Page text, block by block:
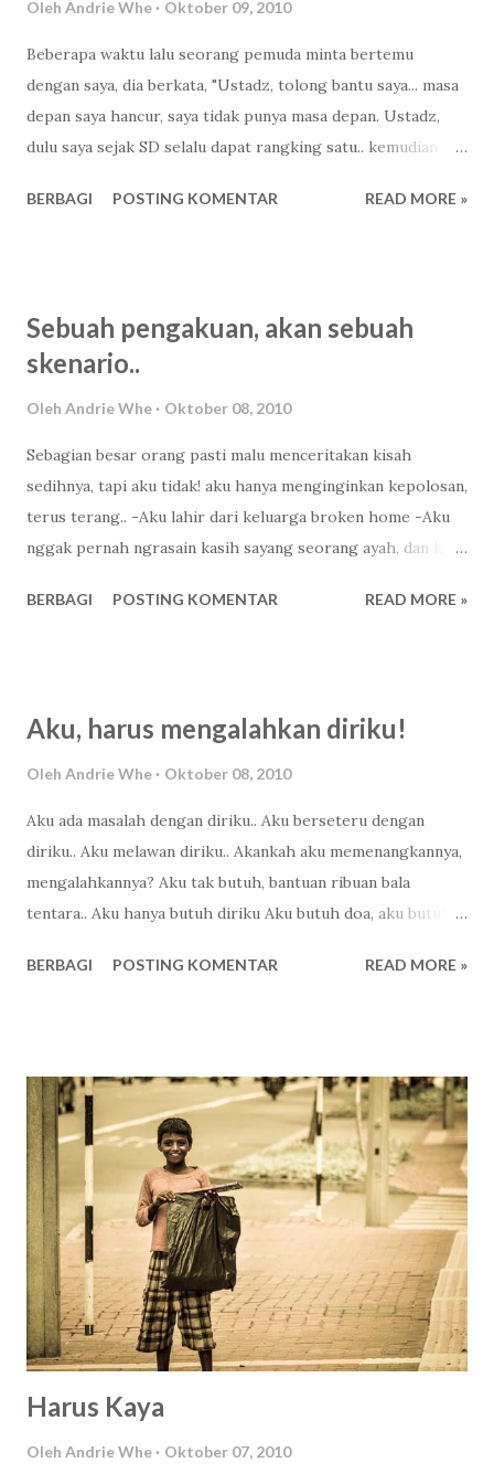
mengenalku kelak di akhirat nanti… Ya Rabb Aku belum bisa
meneladani Nabi Muhammad 100% Begitu sulit rasanya
walau aku akan terus mencoba Iman ini sering naik turun ya
Rabb... namun aku mohon jangan kau gelapkan hatiku dari
Oleh Andrie Whe Oktober 09, 2010
Beberapa waktu lalu seorang pemuda minta bertemu
dengan saya, dia berkata, "Ustadz, tolong bantu saya... masa
depan saya hancur, saya tidak punya masa depan. Ustadz,
dulu saya sejak SD selalu dapat rangking satu.. kemudian
Saya tanya,"Kenapa?,". "Saya malu, Ustadz.. karena di wajah
kekurangannya. Kemudian saya katakan, "Kamu benar-benar
ingin berubah?,". "Iya Ustadz,". "Kalau begitu ini ada
Ustadz?,". tanyanya. "Benar,". "Saya malu, Ustadz.. saya tidak
mau, saya malu". "Baik, kalau begitu.. silakan sekarang kamu
pulang.. saya tidak bisa membantu kamu, kar...
BERBAGI POSTING KOMENTAR READ MORE »
Sebuah pengakuan, akan sebuah
skenario..
Oleh Andrie Whe Oktober 08, 2010
Sebagian besar orang pasti malu menceritakan kisah
sedihnya, tapi aku tidak! aku hanya menginginkan kepolosan,
terus terang.. -Aku lahir dari keluarga broken home -Aku
nggak pernah ngrasain kasih sayang seorang ayah, dan kini
Aku adalah individu kesepian -Aku ini.. Bisa saja kesedihan
BERBAGI POSTING KOMENTAR READ MORE »
Aku, harus mengalahkan diriku!
Oleh Andrie Whe Oktober 08, 2010
Aku ada masalah dengan diriku.. Aku berseteru dengan
diriku.. Aku melawan diriku.. Akankah aku memenangkannya,
mengalahkannya? Aku tak butuh, bantuan ribuan bala
tentara.. Aku hanya butuh diriku Aku butuh doa, aku butuh
perkataan; Jika kamu tidak bisa menaklukan dirimu, maka
BERBAGI POSTING KOMENTAR READ MORE »
Harus Kaya
Oleh Andrie Whe Oktober 07, 2010